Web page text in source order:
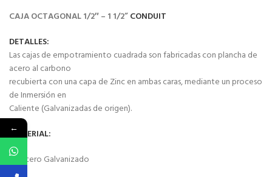
CAJA OCTAGONAL 1/2″ – 1 1/2”CONDUIT
DETALLES:
Las cajas de empotramiento cuadrada son fabricadas con plancha de
acero al carbono
recubierta con una capa de Zinc en ambas caras, mediante un proceso
de Inmersión en
Caliente (Galvanizadas de origen).
MATERIAL:
Acero Galvanizado
←